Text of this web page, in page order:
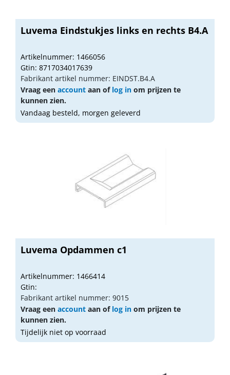
Luvema Eindstukjes links en rechts B4.A
Artikelnummer: 1466056
Gtin: 8717034017639
Fabrikant artikel nummer: EINDST.B4.A
Vraag een account aan of log in om prijzen te
kunnen zien.
Vandaag besteld, morgen geleverd
Luvema Opdammen c1
Artikelnummer: 1466414
Gtin:
Fabrikant artikel nummer: 9015
Vraag een account aan of log in om prijzen te
kunnen zien.
Tijdelijk niet op voorraad